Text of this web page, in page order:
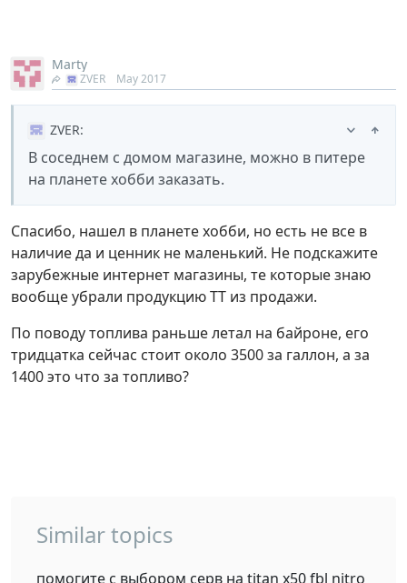
Marty
ZVER May 2017
ZVER:
В соседнем с домом магазине, можно в питере
на планете хобби заказать.
Спасибо, нашел в планете хобби, но есть не все в
наличие да и ценник не маленький. Не подскажите
зарубежные интернет магазины, те которые знаю
вообще убрали продукцию ТТ из продажи.
По поводу топлива раньше летал на байроне, его
тридцатка сейчас стоит около 3500 за галлон, а за
1400 это что за топливо?
Similar topics
помогите с выбором серв на titan x50 fbl nitro